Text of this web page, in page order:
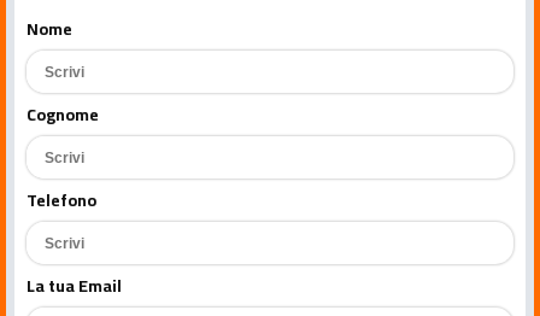
Nome
Cognome
Telefono
La tua Email